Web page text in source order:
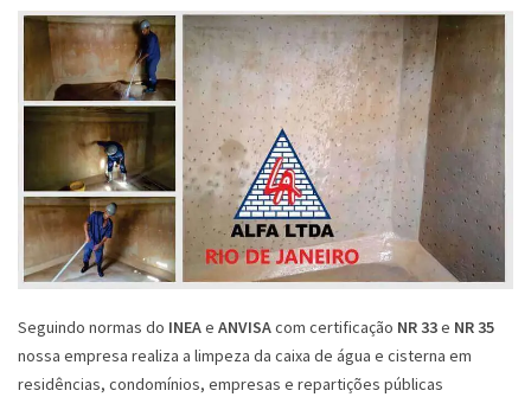
Seguindo normas do INEAe ANVISAcom certificação NR 33e NR 35
nossa empresa realiza a limpeza da caixa de água e cisterna em
residências, condomínios, empresas e repartições públicas